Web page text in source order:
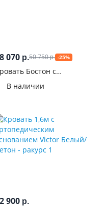
070 р.50 750р. -25%
Бостон с
Шифер
В наличии
900 р.